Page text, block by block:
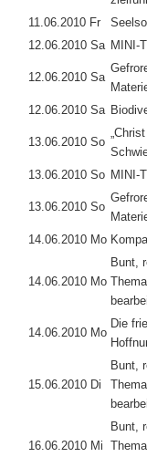
11.06.2010 Fr
12.06.2010 Sa MINI-
12.06.2010 Sa
12.06.2010 Sa
13.06.2010 So
13.06.2010 So MINI-
13.06.2010 So
14.06.2010 Mo
14.06.2010 Mo
Bunt,
14.06.2010 Mo
Die
15.06.2010 Di
Bunt,
16.06.2010 Mi
Bunt,